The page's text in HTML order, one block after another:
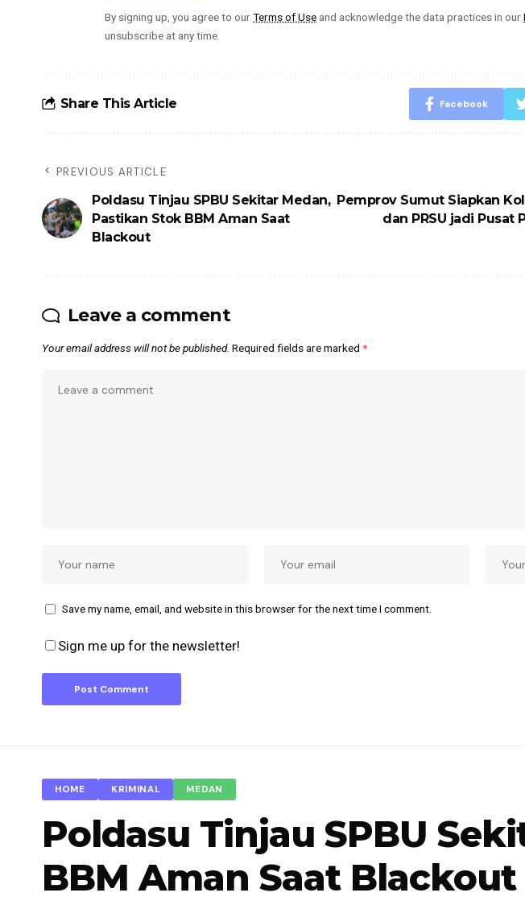
By signing up, you agree to ourTerms of Use and acknowledge the data practices in our
unsubscribe at any time.
Share This Article Facebook
PREVIOUS ARTICLE
Poldasu Tinjau SPBU Sekitar Medan,
Pastikan Stok BBM Aman Saat
Blackout
Pemprov Sumut Siapkan
dan PRSU jadi Pusat
Leave a comment
Your email address will not be published. Required fields are marked *
Save my name, email, and website in this browser for the next time I comment.
Sign me up for the newsletter!
HOME KRIMINAL MEDAN
Poldasu Tinjau SPBU
BBM Aman Saat Blackout